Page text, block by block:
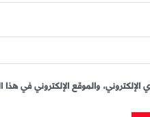
والموقع الإلكتروني في